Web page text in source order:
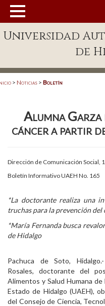
Enlaces
Patronato
Publicaciones en línea
Acreditación Internacional
Alumnado
Personal
Alumni
Visitantes
Universidad
de
> Noticias > Boletín
Alumna Garza
cáncer a partir
Dirección de Comunicación Social,
Boletín Informativo UAEH No. 165
*La doctorante realiza una
truchas para la prevención del
*María Fernanda busca
de Hidalgo
Pachuca de Soto,
Rosales, doctorante del
Alimentos y Salud Humana
Estado de Hidalgo (UAEH),
del Consejo de Ciencia,